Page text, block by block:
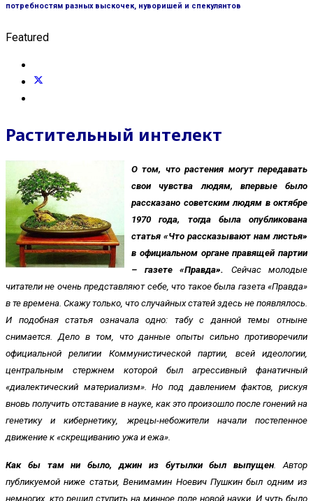
потребностям разных выскочек, нуворишей и спекулянтов
Featured
Растительный интелект
О том, что растения могут передавать
свои чувства людям, впервые было
рассказано советским людям в октябре
1970 года, тогда была опубликована
статья «Что рассказывают нам листья»
в официальном органе правящей партии
– газете «Правда». Сейчас молодые
читатели не очень представляют себе, что такое была газета «Правда»
в те времена. Скажу только, что случайных статей здесь не появлялось.
И подобная статья означала одно: табу с данной темы отныне
снимается. Дело в том, что данные опыты сильно противоречили
официальной религии Коммунистической партии, всей идеологии,
центральным стержнем которой был агрессивный фанатичный
«диалектический материализм». Но под давлением фактов, рискуя
вновь получить отставание в науке, как это произошло после гонений на
генетику и кибернетику, жрецы-небожители начали постепенное
движение к «скрещиванию ужа и ежа».
Как бы там ни было, джин из бутылки был выпущен. Автор
публикуемой ниже статьи, Венимамин Ноевич Пушкин был одним из
немногих, кто решил ступить на минное поле новой науки. И чуть было